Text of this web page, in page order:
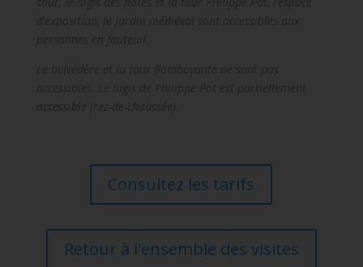
Consultez les tarifs
Retour à l'ensemble des visites